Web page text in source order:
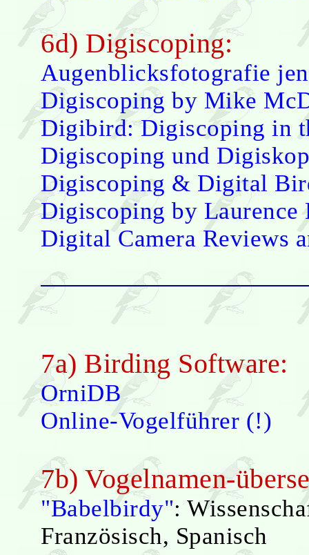
6d) Digiscoping:
Augenblicksfotografie
Digiscoping by Mike
Digibird: Digiscoping in
Digiscoping und
Digiscoping & Digital
Digiscoping by Laurence
Digital Camera Reviews
7a) Birding Software:
OrniDB
Online-Vogelführer (!)
7b) Vogelnamen-
"Babelbirdy":
Französisch, Spanisch